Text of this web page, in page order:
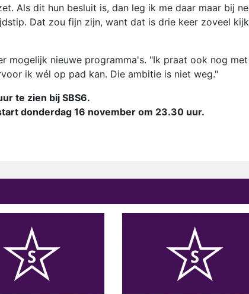
Als dit hun besluit is, dan leg ik me daar maar bij
Dat zou fijn zijn, want dat is drie keer zoveel
mogelijk nieuwe programma's. "Ik praat ook nog met
ik wél op pad kan. Die ambitie is niet weg."
te zien bij SBS6.
donderdag 16 november om 23.30 uur.